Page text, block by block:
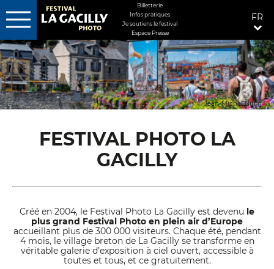
Aller
au
contenu
principal
MENU
FIXÉ
DROITE
Billetterie
Infos pratiques
Je soutiens le festival
Espace Presse
FR
© Jean-Michel Niron
FESTIVAL PHOTO LA
GACILLY
Créé en 2004, le Festival Photo La Gacilly est devenu le
plus grand Festival Photo en plein air d’Europe
accueillant plus de 300 000 visiteurs. Chaque été, pendant
4 mois, le village breton de La Gacilly se transforme en
véritable galerie d’exposition à ciel ouvert, accessible à
toutes et tous, et ce gratuitement.